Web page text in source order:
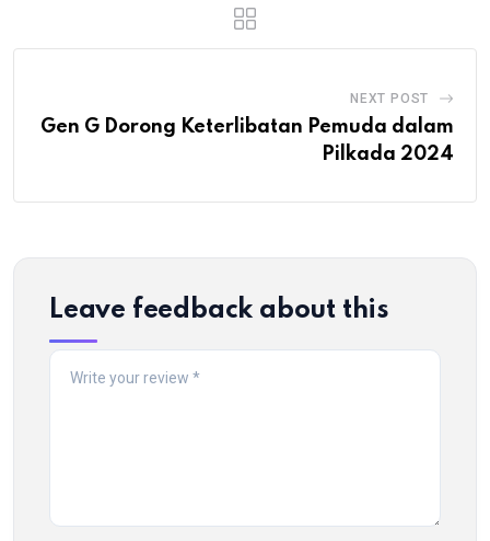
NEXT POST
Gen G Dorong Keterlibatan Pemuda dalam
Pilkada 2024
Leave feedback about this